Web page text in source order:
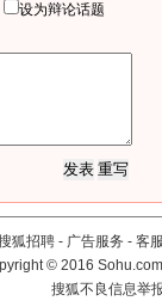
设为辩论话题
狐招聘 - 广告服务 - 客
©2016
搜狐不良信息举